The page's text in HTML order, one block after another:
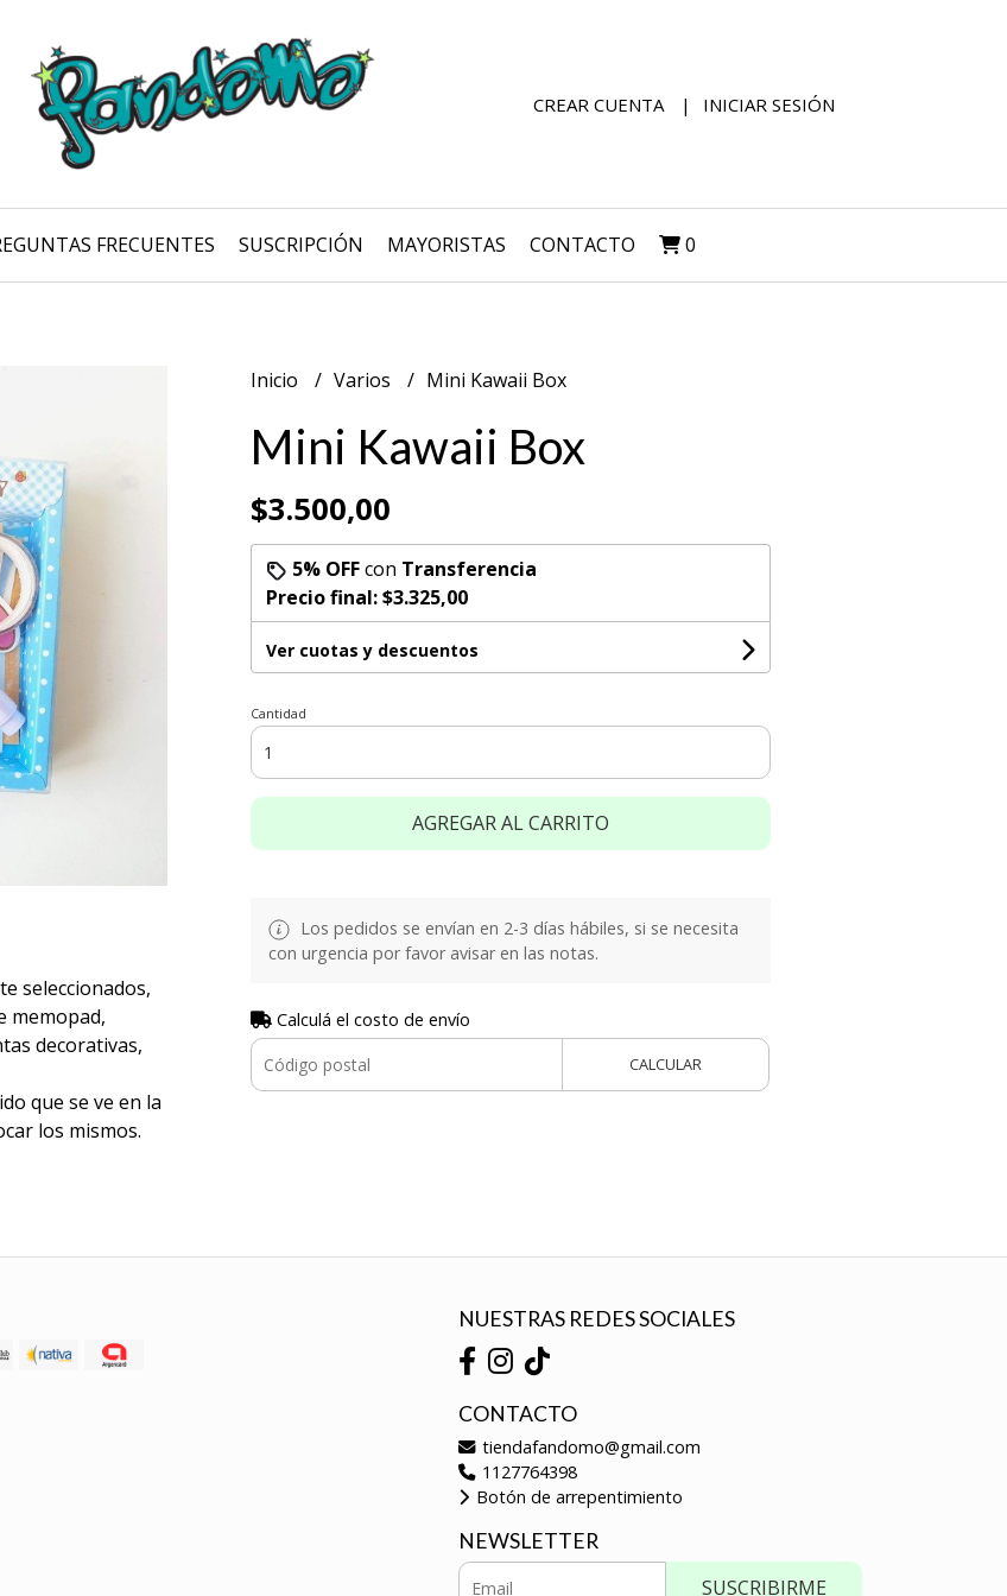
CREAR CUENTA INICIAR SESIÓN
FRECUENTES SUSCRIPCIÓN MAYORISTAS CONTACTO 0
seleccionados,
memopad,
decorativas,
que se ve en la
los mismos.
Inicio Varios Mini Kawaii Box
Mini Kawaii Box
$3.500,00
5% OFFcon Transferencia
Precio final:$3.325,00
Ver cuotas y descuentos
Cantidad
AGREGAR AL CARRITO
Los pedidos se envían en 2-3 días hábiles, si se necesita
con urgencia por favor avisar en las notas.
Calculá el costo de envío
CALCULAR
NUESTRAS REDES SOCIALES
CONTACTO
tiendafandomo@gmail.com
1127764398
Botón de arrepentimiento
NEWSLETTER
SUSCRIBIRME